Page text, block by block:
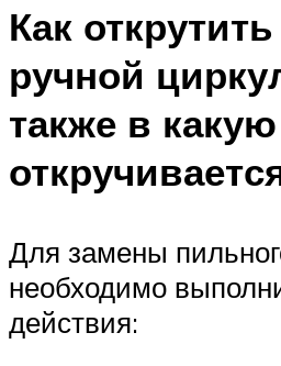
Как
ручной
также в
Для замены
необходимо
действия: